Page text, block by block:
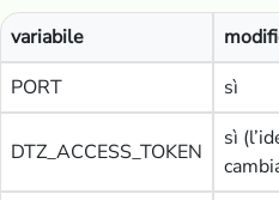
variabile
PORT
sì
DTZ_ACCESS_TOKEN
sì